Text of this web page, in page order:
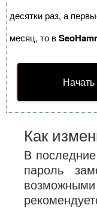
десятки раз, а
месяц, то в
Как
В
пароль